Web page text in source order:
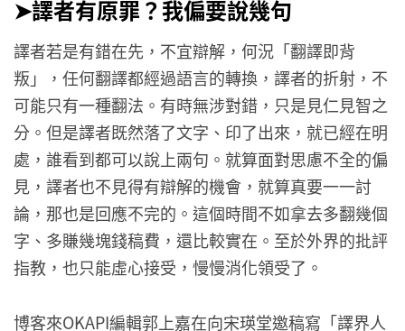
➤譯者有原罪？我偏要說幾句
譯者若是有錯在先，不宜辯解，何況「翻譯即背
叛」，任何翻譯都經過語言的轉換，譯者的折射，不
可能只有一種翻法。有時無涉對錯，只是見仁見智之
分。但是譯者既然落了文字、印了出來，就已經在明
處，誰看到都可以說上兩句。就算面對思慮不全的偏
見，譯者也不見得有辯解的機會，就算真要一一討
論，那也是回應不完的。這個時間不如拿去多翻幾個
字、多賺幾塊錢稿費，還比較實在。至於外界的批評
指教，也只能虛心接受，慢慢消化領受了。
博客來OKAPI編輯郭上嘉在向宋瑛堂邀稿寫「譯界人